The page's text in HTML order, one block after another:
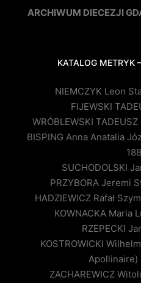
ARCHIWUM DIECEZJI
KATALOG METRYK
NIEMCZYK Leon
FIJEWSKI
WRÓBLEWSKI
BISPING Anna Anatalia
SUCHODOLSKI
PRZYBORA Jeremi
HADZIEWICZ Rafał
KOWNACKA Maria
RZEPECKI
KOSTROWICKI
Apollinaire)
ZACHAREWICZ